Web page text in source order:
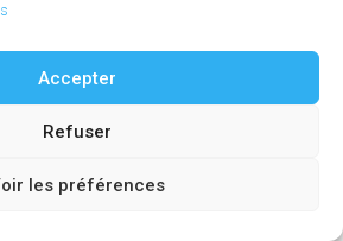
Accepter
Refuser
les préférences